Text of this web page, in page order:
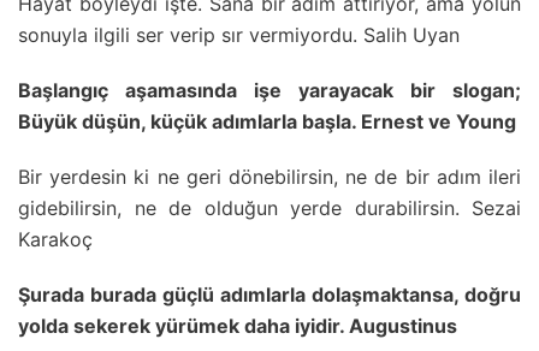
sonuyla ilgili ser verip sır vermiyordu. Salih Uyan
Başlangıç aşamasında işe yarayacak bir slogan;
Büyük düşün, küçük adımlarla başla. Ernest ve Young
Bir yerdesin ki ne geri dönebilirsin, ne de bir adım ileri
gidebilirsin, ne de olduğun yerde durabilirsin. Sezai
Karakoç
Şurada burada güçlü adımlarla dolaşmaktansa, doğru
yolda sekerek yürümek daha iyidir. Augustinus